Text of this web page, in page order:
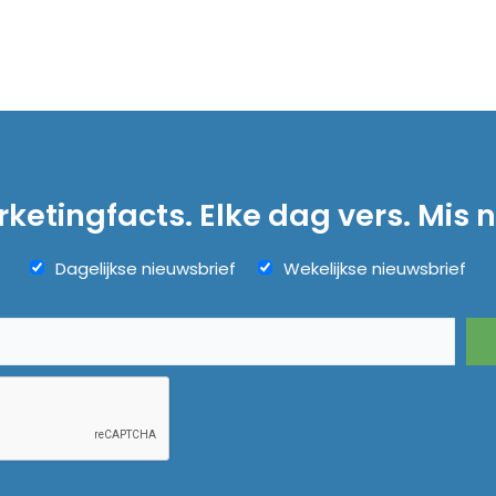
Elke dag vers. Mis
Dagelijkse nieuwsbrief Wekelijkse nieuwsbrief